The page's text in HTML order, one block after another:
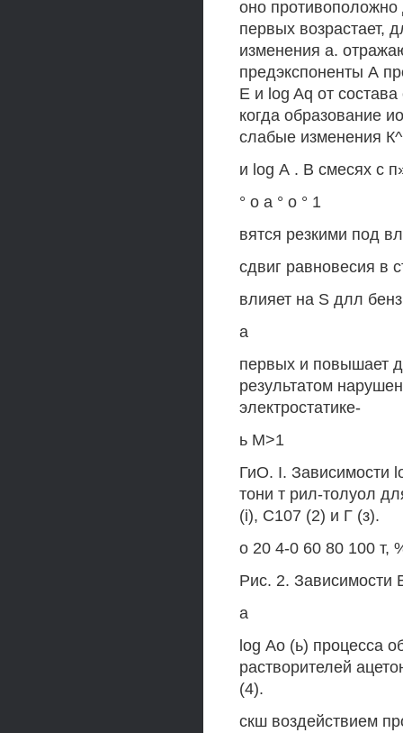
оно
первых возрастает,
изменения а.
предэкспоненты А
Е и log Aq от
когда образование
слабые изменения К^
и log А . В смесях с
° о а ° о ° 1
вятся резкими под
сдвиг равновесия в
влияет на S длл
а
первых и повышает
результатом
электростатике-
ь М>1
ГиО. I. Зависимости
тони т рил-толуол
(i), С107 (2) и Г (з).
о 20 4-0 60 80 100 т,
Рис. 2. Зависимости
а
log Ао (ь) процесса
растворителей
(4).
скш воздействием